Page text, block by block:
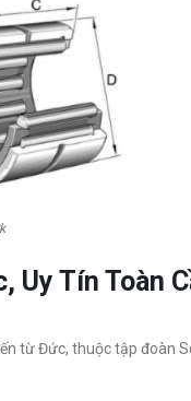
Tín Toàn
từ Đức, thuộc tập đoàn